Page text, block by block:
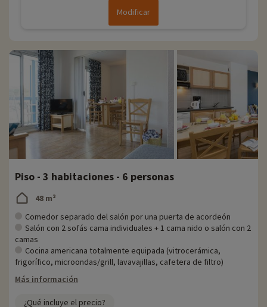
Modificar
Piso - 3 habitaciones - 6 personas
48 m²
Comedor separado del salón por una puerta de acordeón
Salón con 2 sofás cama individuales + 1 cama nido o salón con 2
camas
Cocina americana totalmente equipada (vitrocerámica,
frigorífico, microondas/grill, lavavajillas, cafetera de filtro)
Más información
¿Qué incluye el precio?